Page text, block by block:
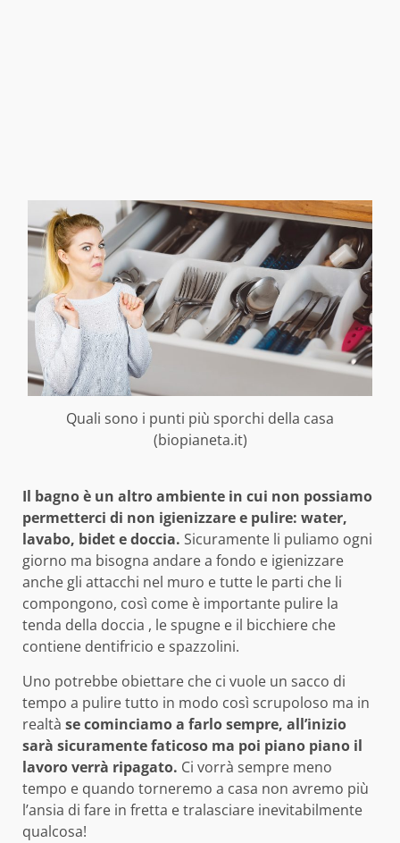
Quali sono i punti più sporchi della casa
(biopianeta.it)
Il bagno è un altro ambiente in cui non possiamo
permetterci di non igienizzare e pulire: water,
lavabo, bidet e doccia. Sicuramente li puliamo ogni
giorno ma bisogna andare a fondo e igienizzare
anche gli attacchi nel muro e tutte le parti che li
compongono, così come è importante pulire la
tenda della doccia , le spugne e il bicchiere che
contiene dentifricio e spazzolini.
Uno potrebbe obiettare che ci vuole un sacco di
tempo a pulire tutto in modo così scrupoloso ma in
realtà se cominciamo a farlo sempre, all’inizio
sarà sicuramente faticoso ma poi piano piano il
lavoro verrà ripagato. Ci vorrà sempre meno
tempo e quando torneremo a casa non avremo più
l’ansia di fare in fretta e tralasciare inevitabilmente
qualcosa!